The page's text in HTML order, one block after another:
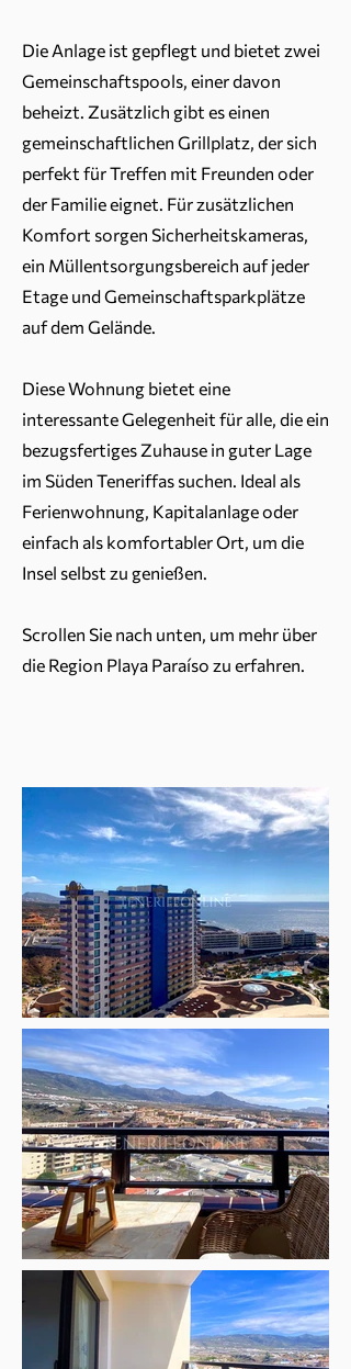
Die Anlage ist gepflegt und bietet zwei
Gemeinschaftspools, einer davon
beheizt. Zusätzlich gibt es einen
gemeinschaftlichen Grillplatz, der sich
perfekt für Treffen mit Freunden oder
der Familie eignet. Für zusätzlichen
Komfort sorgen Sicherheitskameras,
ein Müllentsorgungsbereich auf jeder
Etage und Gemeinschaftsparkplätze
auf dem Gelände.
Diese Wohnung bietet eine
interessante Gelegenheit für alle, die ein
bezugsfertiges Zuhause in guter Lage
im Süden Teneriffas suchen. Ideal als
Ferienwohnung, Kapitalanlage oder
einfach als komfortabler Ort, um die
Insel selbst zu genießen.
Scrollen Sie nach unten, um mehr über
die Region Playa Paraíso zu erfahren.